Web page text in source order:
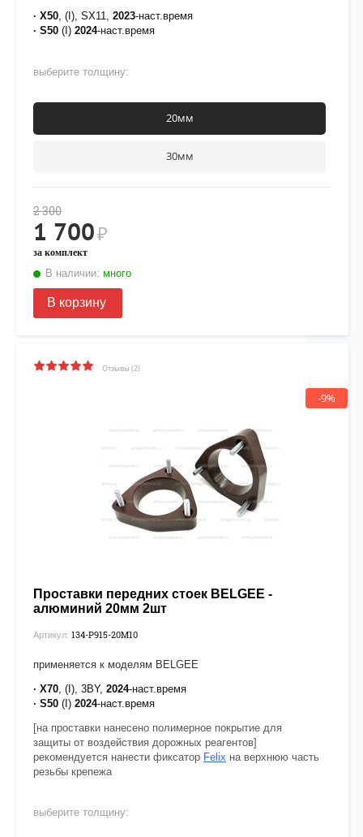
· X50 , (I), SX11, 2023-наст.время
· S50 (I) 2024-наст.время
выберите толщину:
20мм
30мм
2 300
1 700₽
за комплект
В наличии: много
В корзину
Отзывы (2)
-9%
Проставки передних стоек BELGEE -
алюминий 20мм 2шт
Артикул: 134-P915-20М10
применяется к моделям BELGEE
· X70 , (I), 3BY, 2024-наст.время
· S50 (I) 2024-наст.время
[на проставки нанесено полимерное покрытие для
защиты от воздействия дорожных реагентов]
рекомендуется нанести фиксатор Felix на верхнюю часть
резьбы крепежа
выберите толщину: